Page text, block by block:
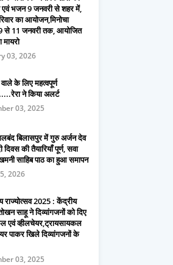
एवं भजन 9 जनवरी से शहर में,
का आयोजन,मिनोचा
से 11 जनवरी तक, आयोजित
मायरो
03, 2026
के लिए महत्वपूर्ण
ने किया अलर्ट
03, 2025
बिलासपुर में गुरु अर्जन देव
की तैयारियाँ पूर्ण, सवा
साहिब पाठ का हुआ समापन
2026
राज्योत्सव 2025 : केंद्रीय
साहू ने दिव्यांगजनों को दिए
एवं व्हीलचेयर,ट्रायसायकल
पाकर खिले दिव्यांगजनों के
03, 2025